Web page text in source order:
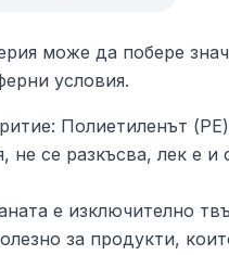
може да побере
условия.
Полиетиленът
не се разкъсва, лек е
е изключително
за продукти,